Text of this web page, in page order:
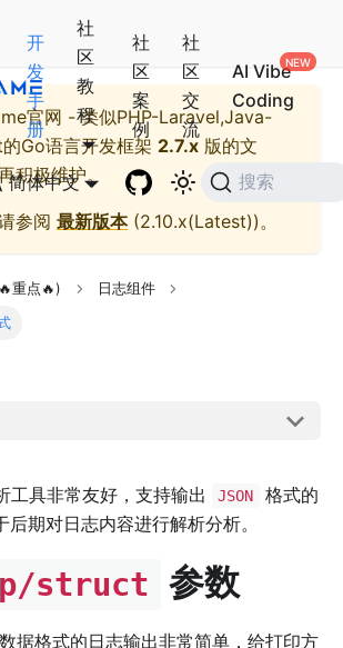
开
发
手
册
社
区
教
程
社
区
案
例
社
区
交
流
AI Vibe
Coding
简体中文 搜索
官网 - 类似PHP-Laravel,Java-
Go语言开发框架 2.7.x 版的文
积极维护。
参阅 最新版本(2.10.x(Latest))。
重点🔥) 日志组件
工具非常友好，支持输出 JSON
格式的
后期对日志内容进行解析分析。
struct 参数
数据格式的日志输出非常简单，给打印方